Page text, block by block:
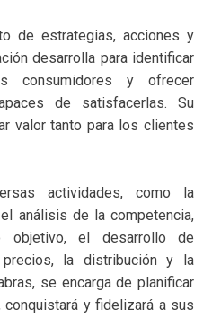
de estrategias, acciones y
desarrolla para identificar
consumidores y ofrecer
de satisfacerlas. Su
valor tanto para los clientes
actividades, como la
análisis de la competencia,
objetivo, el desarrollo de
la distribución y la
se encarga de planificar
conquistará y fidelizará a sus